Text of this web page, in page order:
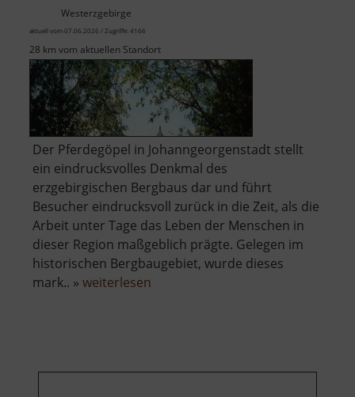
Westerzgebirge
aktuell vom 07.06.2026 / Zugriffe: 4166
28 km vom aktuellen Standort
Der Pferdegöpel in Johanngeorgenstadt stellt
ein eindrucksvolles Denkmal des
erzgebirgischen Bergbaus dar und führt
Besucher eindrucksvoll zurück in die Zeit, als die
Arbeit unter Tage das Leben der Menschen in
dieser Region maßgeblich prägte. Gelegen im
historischen Bergbaugebiet, wurde dieses
mark.. » weiterlesen